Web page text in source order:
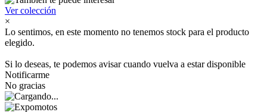
Ver colección
×
Lo sentimos, en este momento no tenemos stock para el producto
elegido.
Si lo deseas, te podemos avisar cuando vuelva a estar disponible
Notificarme
No gracias